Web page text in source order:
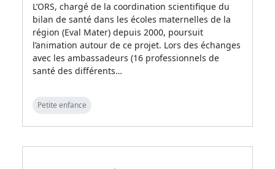
L’ORS, chargé de la coordination scientifique du
bilan de santé dans les écoles maternelles de la
région (Eval Mater) depuis 2000, poursuit
l’animation autour de ce projet. Lors des échanges
avec les ambassadeurs (16 professionnels de
santé des différents…
Petite enfance